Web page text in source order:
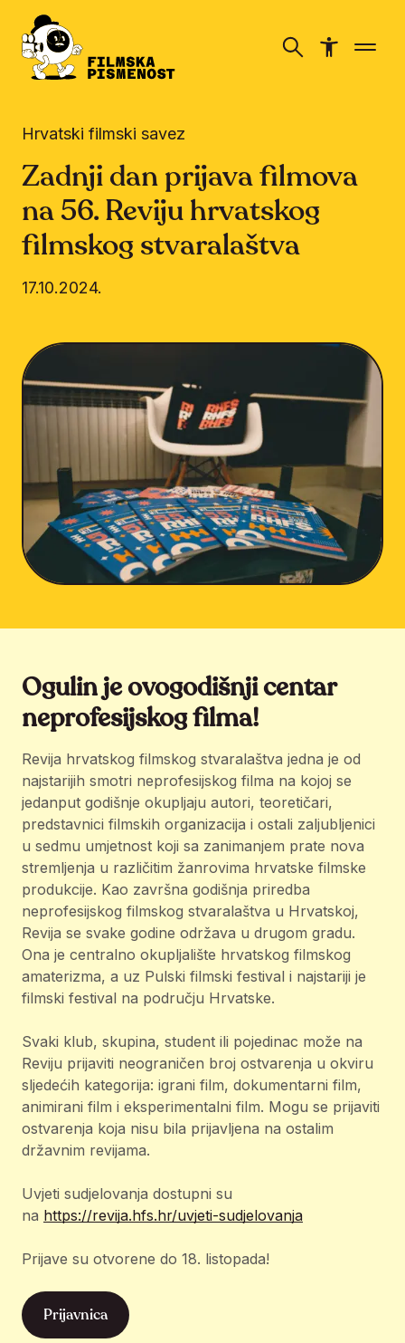
Hrvatski filmski savez
Zadnji dan prijava filmova
na 56. Reviju hrvatskog
filmskog stvaralaštva
17.10.2024.
Ogulin je ovogodišnji centar
neprofesijskog filma!
Revija hrvatskog filmskog stvaralaštva jedna je od
najstarijih smotri neprofesijskog filma na kojoj se
jedanput godišnje okupljaju autori, teoretičari,
predstavnici filmskih organizacija i ostali zaljubljenici
u sedmu umjetnost koji sa zanimanjem prate nova
stremljenja u različitim žanrovima hrvatske filmske
produkcije. Kao završna godišnja priredba
neprofesijskog filmskog stvaralaštva u Hrvatskoj,
Revija se svake godine održava u drugom gradu.
Ona je centralno okupljalište hrvatskog filmskog
amaterizma, a uz Pulski filmski festival i najstariji je
filmski festival na području Hrvatske.
Svaki klub, skupina, student ili pojedinac može na
Reviju prijaviti neograničen broj ostvarenja u okviru
sljedećih kategorija: igrani film, dokumentarni film,
animirani film i eksperimentalni film. Mogu se prijaviti
ostvarenja koja nisu bila prijavljena na ostalim
državnim revijama.
Uvjeti sudjelovanja dostupni su
na https://revija.hfs.hr/uvjeti-sudjelovanja
Prijave su otvorene do 18. listopada!
Prijavnica